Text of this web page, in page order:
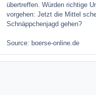
übertreffen. Würden richtige
vorgehen: Jetzt die Mittel
Schnäppchenjagd gehen?
Source: boerse-online.de